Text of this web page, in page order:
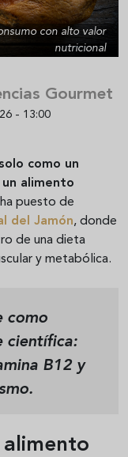
con alto valor
nutricional
Gourmet
- 13:00
como un
alimento
puesto de
del Jamón, donde
de una dieta
y metabólica.
como
científica:
B12 y
alimento